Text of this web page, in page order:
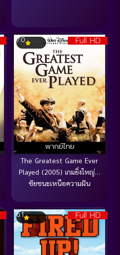
Full HD
พากย์ไทย
7.0
The Greatest Game Ever
Played (2005) เกมยิ่งใหญ่…
ชัยชนะเหนือความฝัน
Full HD
6.1